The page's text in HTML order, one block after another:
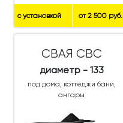
с установкой от 2 500 руб.
СВАЯ СВС
диаметр - 133
под дома, коттеджи бани,
ангары